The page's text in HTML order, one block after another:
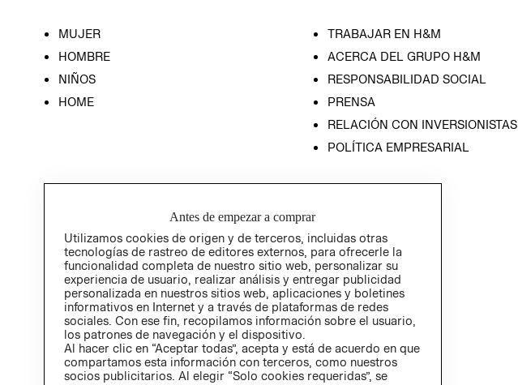
MUJER
HOMBRE
NIÑOS
HOME
TRABAJAR EN H&M
ACERCA DEL GRUPO H&M
RESPONSABILIDAD SOCIAL
PRENSA
RELACIÓN CON INVERSIONISTAS
POLÍTICA EMPRESARIAL
Antes de empezar a comprar
Utilizamos cookies de origen y de terceros, incluidas otras
tecnologías de rastreo de editores externos, para ofrecerle la
funcionalidad completa de nuestro sitio web, personalizar su
experiencia de usuario, realizar análisis y entregar publicidad
personalizada en nuestros sitios web, aplicaciones y boletines
informativos en Internet y a través de plataformas de redes
sociales. Con ese fin, recopilamos información sobre el usuario,
los patrones de navegación y el dispositivo.
Al hacer clic en “Aceptar todas”, acepta y está de acuerdo en que
compartamos esta información con terceros, como nuestros
socios publicitarios. Al elegir “Solo cookies requeridas”, se